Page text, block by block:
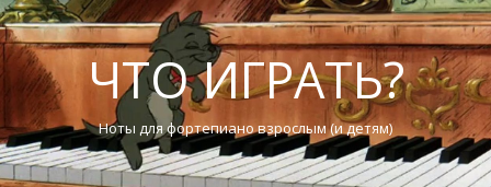
ЧТО ИГРАТЬ?
Ноты для фортепиано взрослым (и детям)